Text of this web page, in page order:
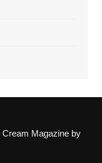
Cream Magazine by